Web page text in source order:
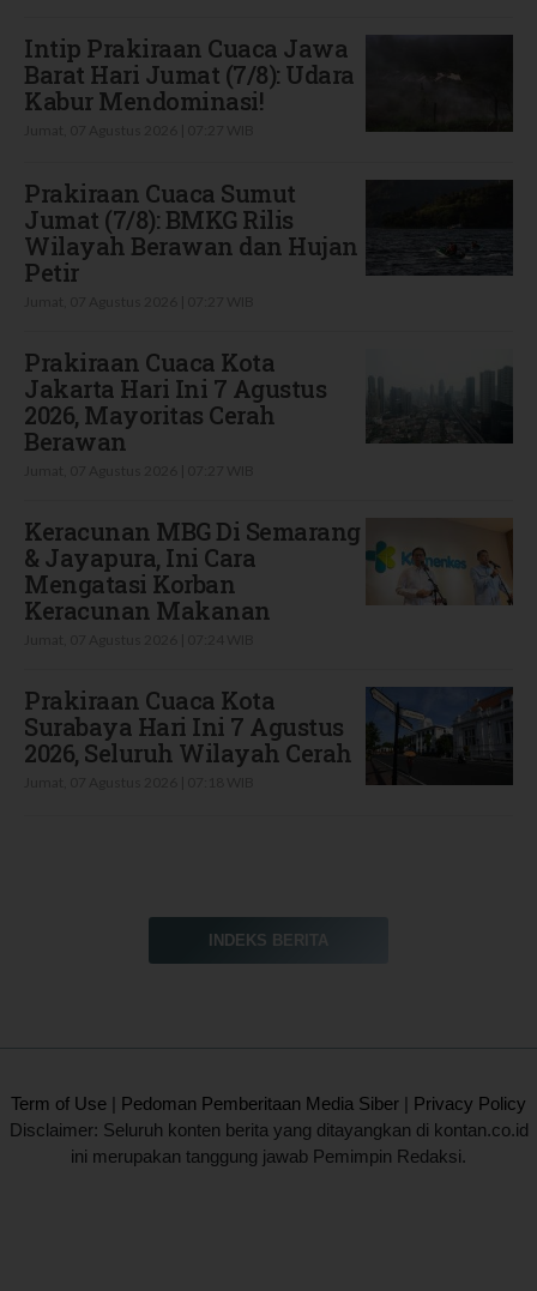
Intip Prakiraan Cuaca Jawa
Barat Hari Jumat (7/8): Udara
Kabur Mendominasi!
Prakiraan Cuaca Sumut
Jumat (7/8): BMKG Rilis
Wilayah Berawan dan Hujan
Petir
Prakiraan Cuaca Kota
Jakarta Hari Ini 7 Agustus
2026, Mayoritas Cerah
Berawan
Keracunan MBG Di Semarang
& Jayapura, Ini Cara
Mengatasi Korban
Keracunan Makanan
Prakiraan Cuaca Kota
Surabaya Hari Ini 7 Agustus
2026, Seluruh Wilayah Cerah
INDEKS BERITA
Term of Use Pedoman Pemberitaan Media Siber
Privacy Policy
Disclaimer: Seluruh konten berita yang ditayangkan di kontan.co.id
ini merupakan tanggung jawab Pemimpin Redaksi.